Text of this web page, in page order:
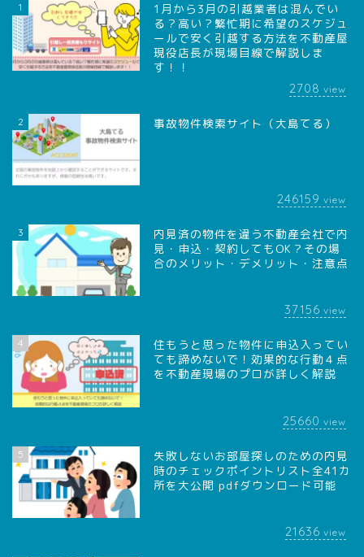
1
1月から3月の引越業者は混んでい
る？高い？繁忙期に希望のスケジュ
ールで安く引越する方法を不動産屋
現役店長が現場目線で解説しま
す！！
2708 view
2 事故物件検索サイト（大島てる）
246159 view
3
内見済の物件を違う不動産会社で内
見・申込・契約してもOK？その場
合のメリット・デメリット・注意点
37156 view
4
住もうと思った物件に申込入ってい
ても諦めないで！効果的な行動４点
を不動産現場のプロが詳しく解説
25660 view
5
失敗しないお部屋探しのための内見
時のチェックポイントリスト全41カ
所を大公開 pdfダウンロード可能
21636 view